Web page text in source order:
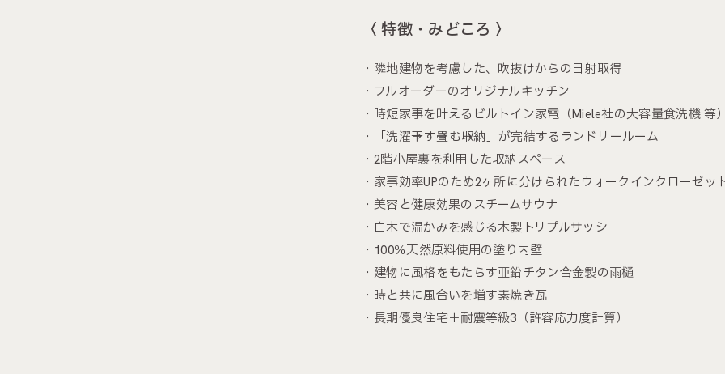
〈 特徴・みどころ 〉
・隣地建物を考慮した、吹抜けからの日射取得
・フルオーダーのオリジナルキッチン
・時短家事を叶えるビルトイン家電（Miele社の大容量食洗機 等
・「洗濯→干す→畳む→収納」が完結するランドリールーム
・2階小屋裏を利用した収納スペース
・家事効率UPのため2ヶ所に分けられたウォークインクローゼッ
・美容と健康効果のスチームサウナ
・白木で温かみを感じる木製トリプルサッシ
・100％天然原料使用の塗り内壁
・建物に風格をもたらす亜鉛チタン合金製の雨樋
・時と共に風合いを増す素焼き瓦
・長期優良住宅＋耐震等級3（許容応力度計算）